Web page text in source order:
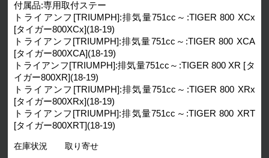
付属品:専用取付ステー
トライアンフ[TRIUMPH]:排気量751cc～:TIGER 800 XCx
[タイガー800XCx](18-19)
トライアンフ[TRIUMPH]:排気量751cc～:TIGER 800 XCA
[タイガー800XCA](18-19)
トライアンフ[TRIUMPH]:排気量751cc～:TIGER 800 XR [タ
イガー800XR](18-19)
トライアンフ[TRIUMPH]:排気量751cc～:TIGER 800 XRx
[タイガー800XRx](18-19)
トライアンフ[TRIUMPH]:排気量751cc～:TIGER 800 XRT
[タイガー800XRT](18-19)
在庫状況 取り寄せ